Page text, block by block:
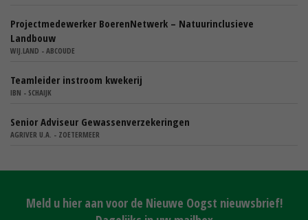
Projectmedewerker BoerenNetwerk – Natuurinclusieve
Landbouw
WIJ.LAND - ABCOUDE
Teamleider instroom kwekerij
IBN - SCHAIJK
Senior Adviseur Gewassenverzekeringen
AGRIVER U.A. - ZOETERMEER
Meld u hier aan voor de Nieuwe Oogst nieuwsbrief!